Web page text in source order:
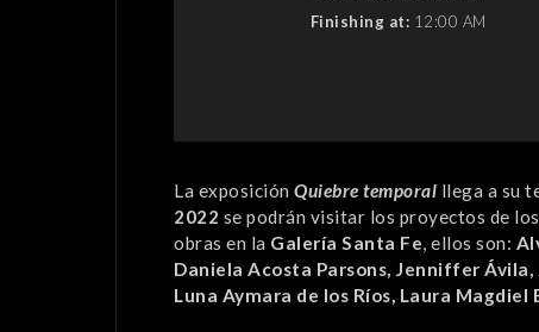
Finishing at: 12:00 AM
La exposición Quiebre temporal llega a su
2022 se podrán visitar los proyectos de
obras en la Galería Santa Fe , ellos son:
Daniela Acosta Parsons, Jenniffer Ávila,
Luna Aymara de los Ríos, Laura Magdiel